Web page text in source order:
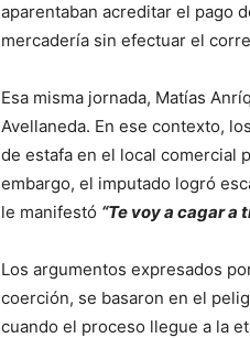
aparentaban acreditar el pago
mercadería sin efectuar el
Esa misma jornada, Matías
Avellaneda. En ese contexto,
de estafa en el local comercial
embargo, el imputado logró
le manifestó “Te voy a cagar a
Los argumentos expresados
coerción, se basaron en el
cuando el proceso llegue a la